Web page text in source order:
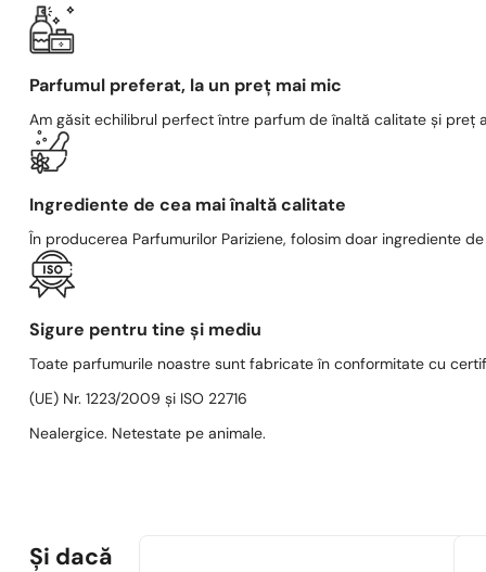
Parfumul preferat, la un preț mai mic
Am găsit echilibrul perfect între parfum de înaltă calitate și preț
Ingrediente de cea mai înaltă calitate
În producerea Parfumurilor Pariziene, folosim doar ingrediente
Sigure pentru tine și mediu
Toate parfumurile noastre sunt fabricate în conformitate cu
(UE) Nr. 1223/2009 și ISO 22716
Nealergice. Netestate pe animale.
Și dacă